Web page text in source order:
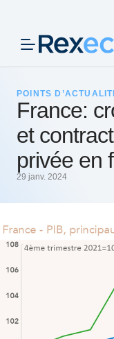
POINTS
France:
et
privée en
29 janv. 2024